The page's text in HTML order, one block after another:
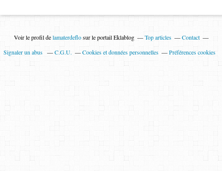
Voir le profil delamaterdeflosur le portail Eklablog Top articles
Contact
Signaler un abus
C.G.U. Cookies et données personnelles Préférences cookies